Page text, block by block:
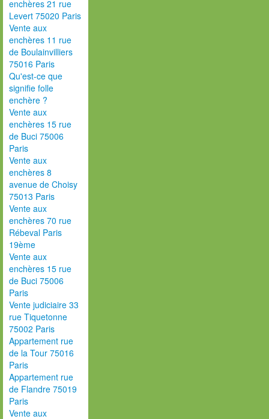
enchères 21 rue
Levert 75020 Paris
Vente aux
enchères 11 rue
de Boulainvilliers
75016 Paris
Qu'est-ce que
signifie folle
enchère ?
Vente aux
enchères 15 rue
de Buci 75006
Paris
Vente aux
enchères 8
avenue de Choisy
75013 Paris
Vente aux
enchères 70 rue
Rébeval Paris
19ème
Vente aux
enchères 15 rue
de Buci 75006
Paris
Vente judiciaire 33
rue Tiquetonne
75002 Paris
Appartement rue
de la Tour 75016
Paris
Appartement rue
de Flandre 75019
Paris
Vente aux